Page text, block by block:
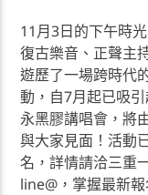
11月3日的下午時
復古樂音、正聲主
遊歷了一場跨時代
動，自7月起已吸
永黑膠講唱會，將
與大家見面！活動
名，詳情請洽三重
line@，掌握最新報